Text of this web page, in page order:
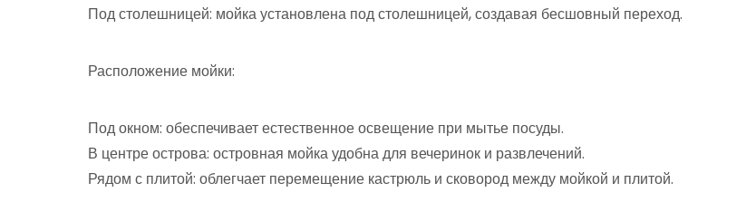
Под столешницей: мойка установлена под столешницей, создавая бесшовный переход.
Расположение мойки:
Под окном: обеспечивает естественное освещение при мытье посуды.
В центре острова: островная мойка удобна для вечеринок и развлечений.
Рядом с плитой: облегчает перемещение кастрюль и сковород между мойкой и плитой.